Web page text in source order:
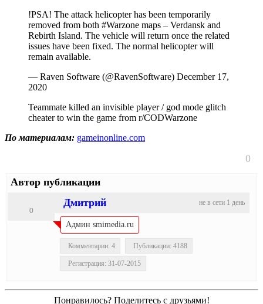
!PSA! The attack helicopter has been temporarily
removed from both #Warzone maps – Verdansk and
Rebirth Island. The vehicle will return once the related
issues have been fixed. The normal helicopter will
remain available.
— Raven Software (@RavenSoftware) December 17,
2020
Teammate killed an invisible player / god mode glitch
cheater to win the game from r/CODWarzone
По материалам: gameinonline.com
0
Автор публикации
не в сети 1 день
Дмитрий
0
Админ smimedia.ru
Комментарии: 4 Публикации: 4188
Регистрация: 31-07-2015
Понравилось? Поделитесь с друзьями!